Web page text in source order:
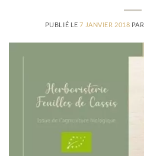
PUBLIÉ LE7 JANVIER 2018 PAR